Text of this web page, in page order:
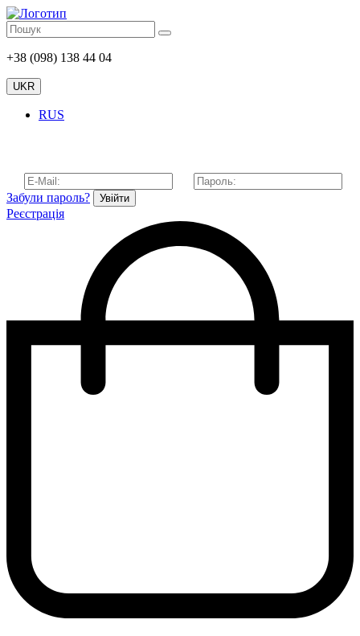
+38 (098) 138 44 04
UKR
RUS
Забули пароль? Увійти
Реєстрація